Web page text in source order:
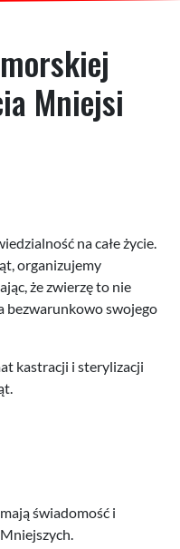
Mniejsi
na całe życie.
organizujemy
że zwierzę to nie
bezwarunkowo swojego
kastracji i sterylizacji
świadomość i